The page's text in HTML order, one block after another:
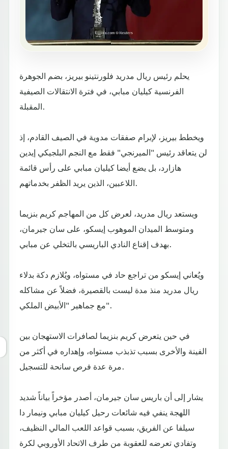
يحلم رئيس ريال مدريد فلورنتينو بيريز، بضم الجوهرة
الفرنسية كيليان مبابي، في فترة الانتقالات الصيفية
المقبلة.
ويخطط بيريز، لإبرام صفقات مدوية في الصيف القادم، إذ
لن يتعاقد رئيس "الميرنجي" فقط مع النجم البلجيكي إيدين
هازارد، بل يضع أيضا كيليان مبابي على رأس قائمة
اللاعبين، الذين يريد الظفر بخدماتهم.
ويستعد ريال مدريد، لعرض كل من المهاجم كريم بنزيما
ومتوسط الميدان الموهوب إيسكو، على سان جيرمان،
بهدف إقناع النادي الباريسي بالتخلي عن مبابي.
ويُعاني إيسكو من تراجع حاد في مستواه، ويُلازم دكة بدلاء
ريال مدريد منذ مدة ليست بالقصيرة، فضلاً عن مشاكله
مع جماهير "الأبيض الملكي".
في حين يتعرض كريم بنزيما لصافرات الاستهجان بين
الفينة والأخرى بسبب تذبذب مستواه، وإهداره في أكثر من
مرة عدة فرص سانحة للتسجيل.
يشار إلى أن باريس سان جيرمان، أصدر مؤخراً بياناً شديد
اللهجة ينفي فيه شائعات رحيل كيليان مبابي ونيمار دا
سيلفا عن الفريق، بسبب قواعد اللعب المالي النظيف،
وتفادي تعرضه للعقوبة من طرف الاتحاد الأوروبي لكرة